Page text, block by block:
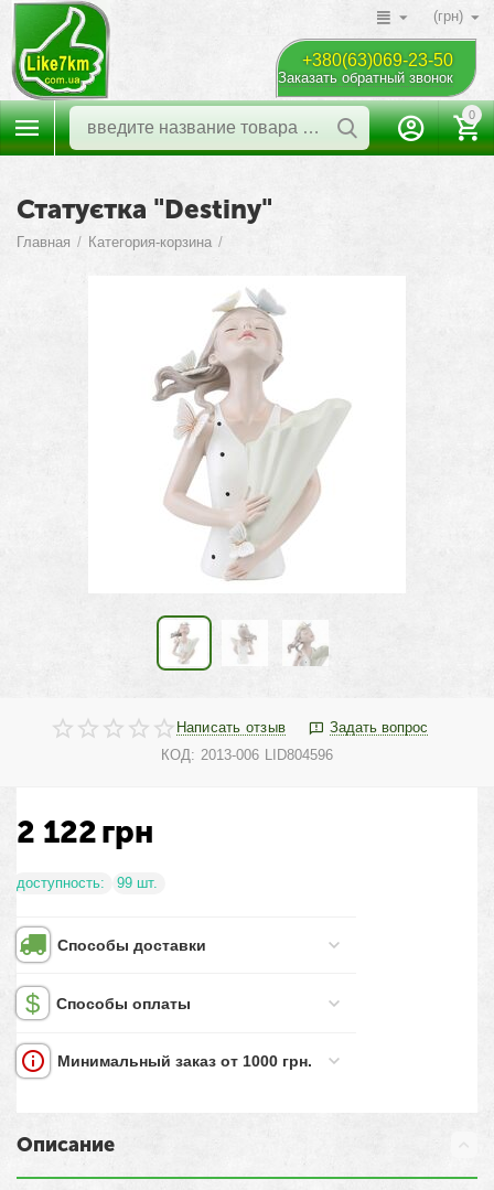
(грн)
+380(63)069-23-50
Заказать обратный звонок
0
Статуєтка "Destiny"
Главная / Категория-корзина /
Написать отзыв
Задать вопрос
КОД: 2013-006 LID804596
2 122грн
доступность: 99 шт.
Способы доставки
Способы оплаты
Минимальный заказ от 1000 грн.
Описание